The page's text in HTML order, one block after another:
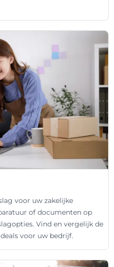
voor uw zakelijke
of documenten op
Vind en vergelijk de
voor uw bedrijf.